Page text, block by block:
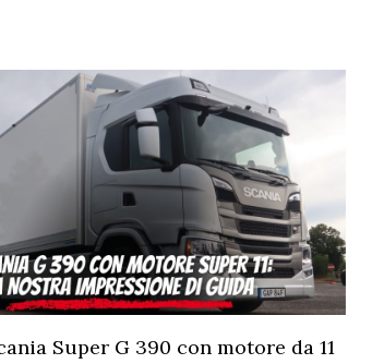
Super G 390 con motore da 11